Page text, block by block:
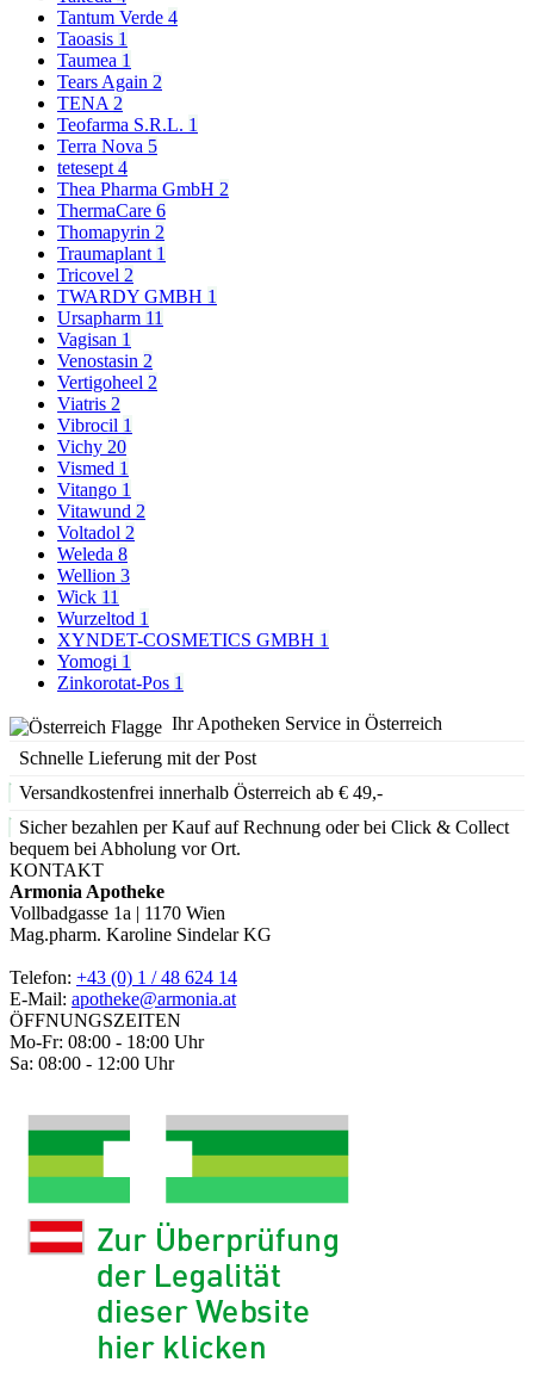
Tantum Verde 4
Taoasis 1
Taumea 1
Tears Again 2
TENA 2
Teofarma S.R.L. 1
Terra Nova 5
tetesept 4
Thea Pharma GmbH 2
ThermaCare 6
Thomapyrin 2
Traumaplant 1
Tricovel 2
TWARDY GMBH 1
Ursapharm 11
Vagisan 1
Venostasin 2
Vertigoheel 2
Viatris 2
Vibrocil 1
Vichy 20
Vismed 1
Vitango 1
Vitawund 2
Voltadol 2
Weleda 8
Wellion 3
Wick 11
Wurzeltod 1
XYNDET-COSMETICS GMBH 1
Yomogi 1
Zinkorotat-Pos 1
Ihr Apotheken Service in Österreich
Schnelle Lieferung mit der Post
Versandkostenfrei innerhalb Österreich ab € 49,-
Sicher bezahlen per Kauf auf Rechnung oder bei Click & Collect
bequem bei Abholung vor Ort.
KONTAKT
Armonia Apotheke
Vollbadgasse 1a | 1170 Wien
Mag.pharm. Karoline Sindelar KG
Telefon: +43 (0) 1 / 48 624 14
E-Mail: apotheke@armonia.at
ÖFFNUNGSZEITEN
Mo-Fr: 08:00 - 18:00 Uhr
Sa: 08:00 - 12:00 Uhr